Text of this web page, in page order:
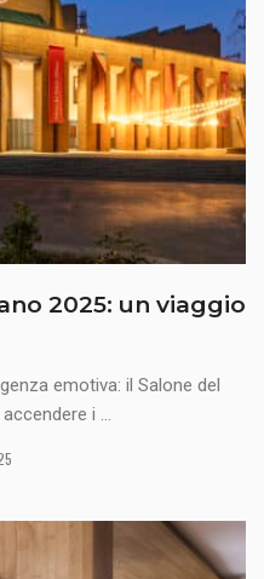
2025: un viaggio
emotiva: il Salone del
i ...